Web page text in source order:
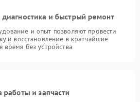
диагностика и быстрый ремонт
и опыт позволяют провести
и восстановление в кратчайшие
без устройства
работы и запчасти